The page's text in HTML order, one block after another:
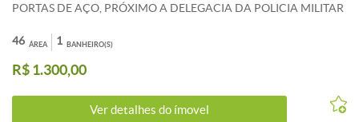
PORTAS DE AÇO, PRÓXIMO A DELEGACIA DA POLICIA MILITAR
ANUNCIADOS DE CONDOMÍNIO E IPTU SÃO REFERENCIAIS E
PODEM SOFRER ALTERAÇÕES. WHATSAPP 31 9 8386-7630
ÁREA
46 BANHEIRO(S)
1
R$ 1.300,00
Ver detalhes do ímovel